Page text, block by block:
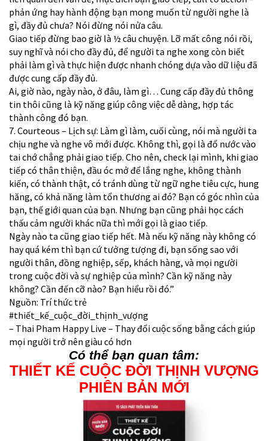
phản ứng hay hành động bạn mong muốn từ người nghe là
gì, đầy đủ chưa? Nói đừng nói nửa câu.
Giao tiếp đừng bao giờ là ½ câu chuyện. Lỡ mất công nói rồi,
suy nghĩ và nói cho đầy đủ, để người ta nghe xong còn biết
phải làm gì và thực hiện được nhanh chóng dựa vào dữ liệu đã
được cung cấp đầy đủ.
Ai, giờ nào, ngày nào, ở đâu, làm gì… Cung cấp đầy đủ thông
tin thôi cũng là kỹ năng giúp công việc dễ dàng, hợp tác
thành công đó bạn.
7. Courteous – Lịch sự: Làm gì làm, cuối cùng, nói mà người ta
chịu nghe và nghe vô mới được. Không thì, gọi là đổ nước vào
tai chớ chẳng phải giao tiếp. Cho nên, check lại mình, khi giao
tiếp có thân thiện, đầu óc mở để lắng nghe, không thành
kiến, có thành thật, có tránh dùng từ ngữ nghe tiêu cực, hung
hăng, có khả năng làm tổn thương ai đó? Bạn có góc nhìn của
bạn, thế giới quan của bạn. Nhưng bạn cũng phải học cách
thấu cảm người khác nữa thì mới gọi là giao tiếp.
Ngày nào ta cũng giao tiếp hết. Mà nếu kỹ năng này không có
hay quá kém thì bạn cứ tưởng tượng đi, bạn sống sao với
người thân, đồng nghiệp, sếp, khách hàng, và mọi người
trong cuộc đời và sự nghiệp của mình? Cần kỹ năng này
không? Cần đến cỡ nào? Bạn hiểu rồi đó.”
Nguồn: Trí thức trẻ
#thiết_kế_cuộc_đời_thịnh_vượng
– Thai Pham Happy Live – Thay đổi cuộc sống bằng cách giúp
mọi người trở nên giàu có hơn
Có thể bạn quan tâm:
THIẾT KẾ CUỘC ĐỜI THỊNH VƯỢNG
PHIÊN BẢN MỚI